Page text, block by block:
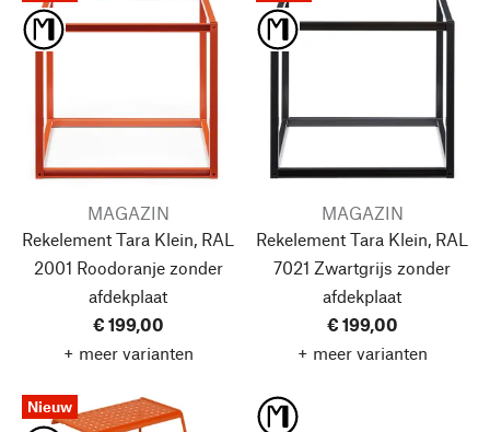
MAGAZIN
Rekelement Tara Klein, RAL
2001 Roodoranjezonder
afdekplaat
€ 199,00
+ meer varianten
MAGAZIN
Rekelement Tara Klein, RAL
7021 Zwartgrijs zonder
afdekplaat
€ 199,00
+ meer varianten
Nieuw